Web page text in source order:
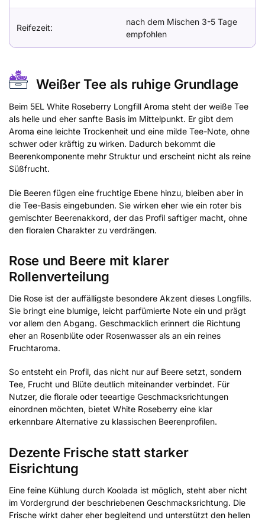
Reifezeit:
nach dem Mischen 3-5 Tage
empfohlen
Weißer Tee als ruhige Grundlage
Beim 5EL White Roseberry Longfill Aroma steht der weiße Tee
als helle und eher sanfte Basis im Mittelpunkt. Er gibt dem
Aroma eine leichte Trockenheit und eine milde Tee-Note, ohne
schwer oder kräftig zu wirken. Dadurch bekommt die
Beerenkomponente mehr Struktur und erscheint nicht als reine
Süßfrucht.
Die Beeren fügen eine fruchtige Ebene hinzu, bleiben aber in
die Tee-Basis eingebunden. Sie wirken eher wie ein roter bis
gemischter Beerenakkord, der das Profil saftiger macht, ohne
den floralen Charakter zu verdrängen.
Rose und Beere mit klarer
Rollenverteilung
Die Rose ist der auffälligste besondere Akzent dieses Longfills.
Sie bringt eine blumige, leicht parfümierte Note ein und prägt
vor allem den Abgang. Geschmacklich erinnert die Richtung
eher an Rosenblüte oder Rosenwasser als an ein reines
Fruchtaroma.
So entsteht ein Profil, das nicht nur auf Beere setzt, sondern
Tee, Frucht und Blüte deutlich miteinander verbindet. Für
Nutzer, die florale oder teeartige Geschmacksrichtungen
einordnen möchten, bietet White Roseberry eine klar
erkennbare Alternative zu klassischen Beerenprofilen.
Dezente Frische statt starker
Eisrichtung
Eine feine Kühlung durch Koolada ist möglich, steht aber nicht
im Vordergrund der beschriebenen Geschmacksrichtung. Die
Frische wirkt daher eher begleitend und unterstützt den hellen